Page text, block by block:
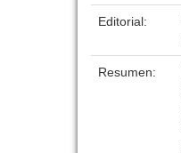
Editorial:
Resumen: